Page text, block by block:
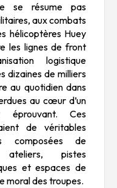
se résume pas
aux combats
hélicoptères Huey
les lignes de front
logistique
dizaines de milliers
au quotidien dans
au cœur d’un
éprouvant. Ces
de véritables
composées de
ateliers, pistes
et espaces de
moral des troupes.